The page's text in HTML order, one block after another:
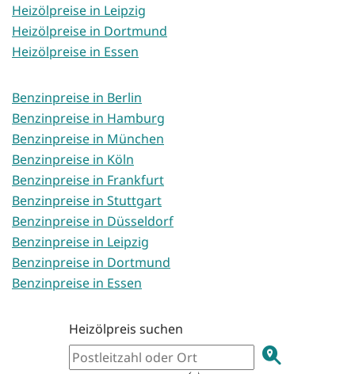
Heizölpreise in Leipzig
Heizölpreise in Dortmund
Heizölpreise in Essen
Benzinpreise in Berlin
Benzinpreise in Hamburg
Benzinpreise in München
Benzinpreise in Köln
Benzinpreise in Frankfurt
Benzinpreise in Stuttgart
Benzinpreise in Düsseldorf
Benzinpreise in Leipzig
Benzinpreise in Dortmund
Benzinpreise in Essen
Heizölpreis suchen